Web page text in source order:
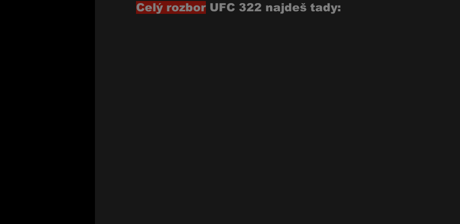
Celý rozbor UFC 322 najdeš tady: